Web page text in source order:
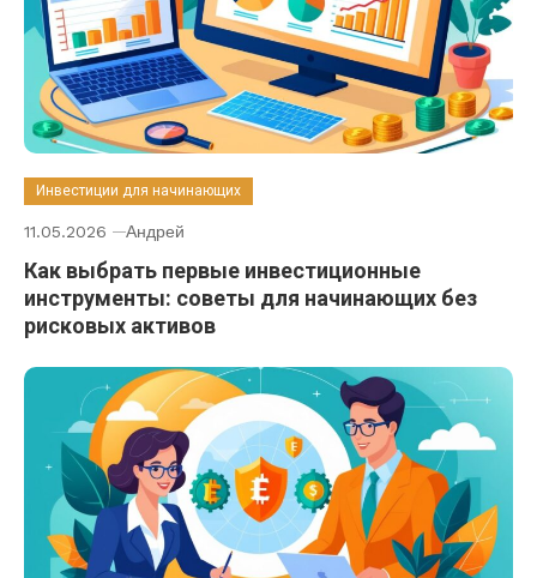
Инвестиции для начинающих
11.05.2026 Андрей
Как выбрать первые инвестиционные
инструменты: советы для начинающих без
рисковых активов